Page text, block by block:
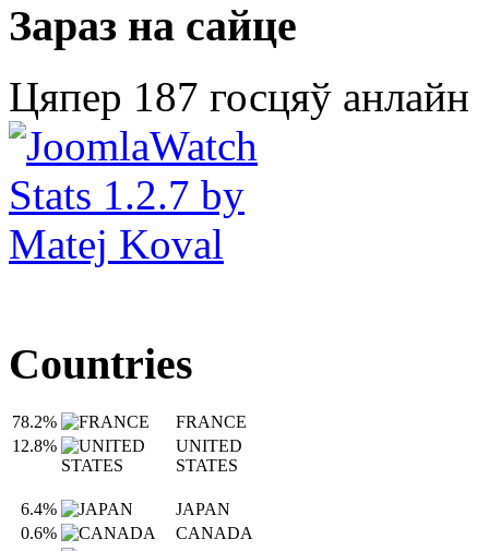
Зараз на сайце
Цяпер 187 госцяў анлайн
Countries
78.2%
FRANCE
12.8%
UNITED
STATES
6.4%
JAPAN
0.6%
CANADA